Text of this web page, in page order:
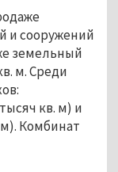
и сооружений
земельный
м. Среди
кв. м) и
Комбинат